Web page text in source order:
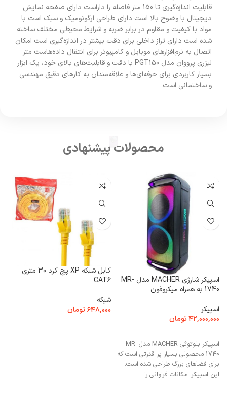
قابلیت اندازه‌گیری تا 150 متر فاصله را داراست دارای صفحه نمایش
دیجیتال با وضوح بالا است دارای طراحی ارگونومیک و سبک است با
مواد با کیفیت و مقاوم در برابر ضربه و شرایط محیطی مختلف ساخته
شده است دارای تراز داخلی برای دقت بیشتر در اندازه‌گیری است امکان
اتصال به نرم‌افزارهای موبایل و کامپیوتر برای انتقال داده‌هاست متر
لیزری پرووان مدل PGT150 با دقت و قابلیت‌های بالای خود، یک ابزار
بسیار کاربردی برای حرفه‌ای‌ها و علاقه‌مندان به کارهای دقیق مهندسی
و ساختمانی است
محصولات پیشنهادی
اسپیکر شارژی MACHER مدل MR-
1740 به همراه میکروفون
اسپیکر
۴۲,۰۰۰,۰۰۰تومان
اسپیکر بلوتوثی MACHER مدل MR-
1740 محصولی بسیار پر قدرتی است که
برای فضاهای بزرگ طراحی شده است.
این اسپیکر امکانات فراوانی را
کابل شبکه XP پچ کرد 30 متری
CAT6
شبکه
۶۴۸,۰۰۰تومان